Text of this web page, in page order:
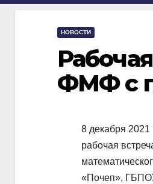
НОВОСТИ
ФМФ с
8 декабря 2021
рабочая
«Почеп»,